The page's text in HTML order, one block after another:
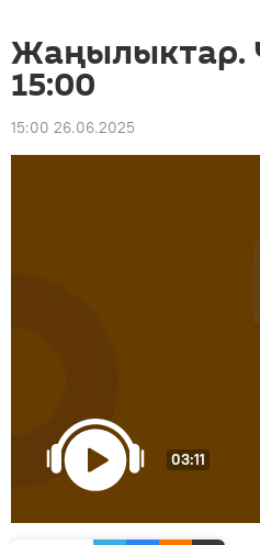
15:00
15:00 26.06.2025
03:11